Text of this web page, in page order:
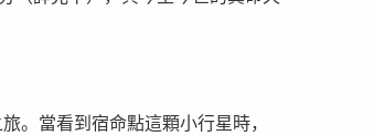
當看到宿命點這顆小行星時，